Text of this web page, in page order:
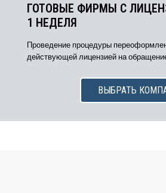
ГОТОВЫЕ ФИРМЫ С
1 НЕДЕЛЯ
Проведение процедуры
действующей лицензией на
ВЫБРАТЬ